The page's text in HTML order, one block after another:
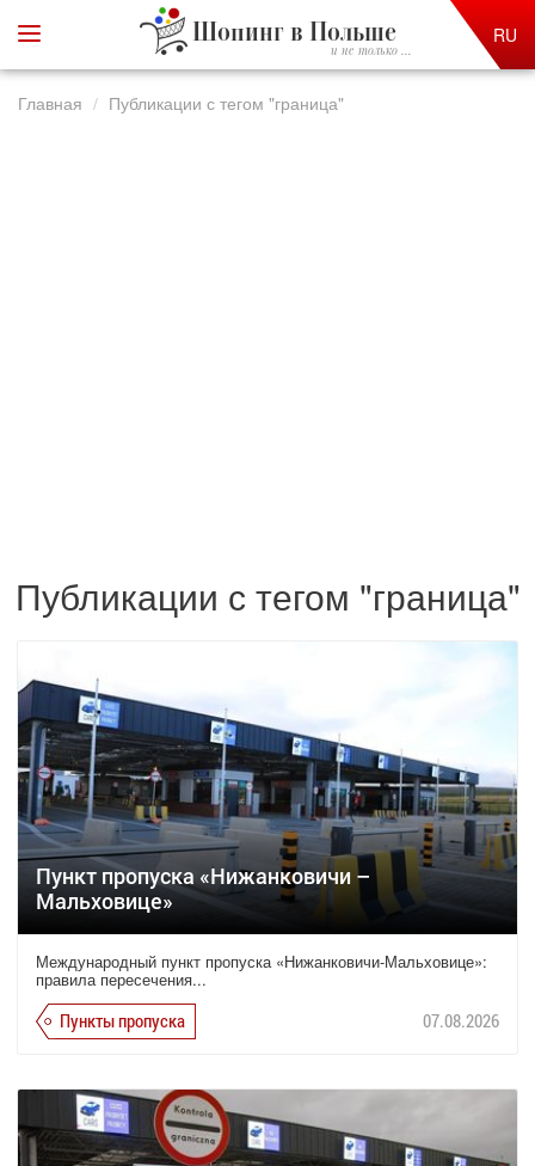
Шопинг в Польше
и не только ...
RU
Главная Публикации с тегом "граница"
Публикации с тегом "граница"
Пункт пропуска «Нижанковичи –
Мальховице»
Международный пункт пропуска «Нижанковичи-Мальховице»:
правила пересечения...
Пункты пропуска 07.08.2026